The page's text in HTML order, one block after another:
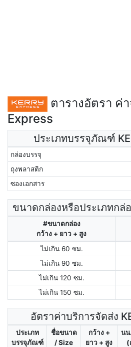
ตารางอัตรา ค่
Express
ประเภทบรรจุภัณฑ์
กล่องบรรจุ
ถุงพลาสติก
ซองเอกสาร
ขนาดกล่องหรือประเภทกล่
#ขนาดกล่อง
กว้าง + ยาว + สูง
ไม่เกิน 60 ซม.
ไม่เกิน 90 ซม.
ไม่เกิน 120 ซม.
ไม่เกิน 150 ซม.
อัตราค่าบริการจัดส่ง
ประเภท
บรรจุภัณฑ์
ชื่อขนาด
/ Size
กว้าง +
ยาว + สูง
นน
(